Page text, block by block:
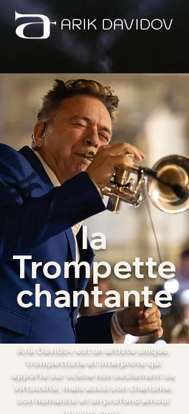
ARIK DAVIDOV
la
Trompette
chantante
Arik Davidov est un artiste unique,
trompettiste et interprète qui
apporte sur scène non seulement sa
virtuosité, mais aussi son charisme,
son humanité et un profond amour